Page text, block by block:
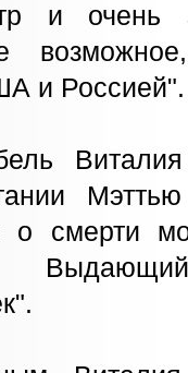
и очень
и Россией".
о смерти